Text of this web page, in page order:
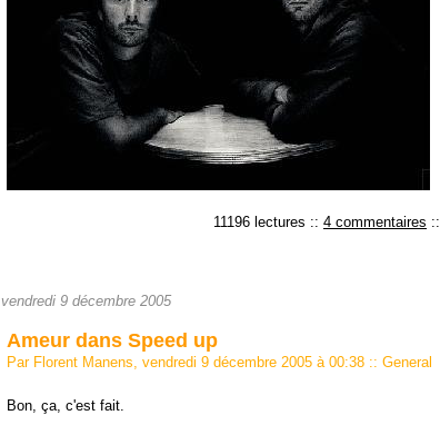
11196 lectures :: 4 commentaires ::
vendredi 9 décembre 2005
Ameur dans Speed up
Par Florent Manens, vendredi 9 décembre 2005 à 00:38 :: General
Bon, ça, c'est fait.